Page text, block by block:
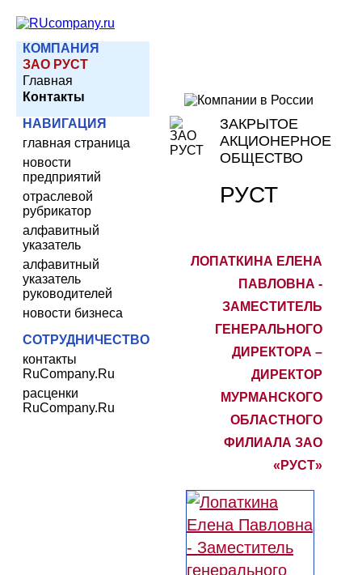
КОМПАНИЯ
ЗАО РУСТ
Главная
Контакты
НАВИГАЦИЯ
главная страница
новости
предприятий
отраслевой
рубрикатор
алфавитный
указатель
алфавитный
указатель
руководителей
новости бизнеса
СОТРУДНИЧЕСТВО
контакты
RuCompany.Ru
расценки
RuCompany.Ru
ЗАКРЫТОЕ
АКЦИОНЕРНОЕ
ОБЩЕСТВО
РУСТ
ЛОПАТКИНА ЕЛЕНА
ПАВЛОВНА -
ЗАМЕСТИТЕЛЬ
ГЕНЕРАЛЬНОГО
ДИРЕКТОРА –
ДИРЕКТОР
МУРМАНСКОГО
ОБЛАСТНОГО
ФИЛИАЛА ЗАО
«РУСТ»